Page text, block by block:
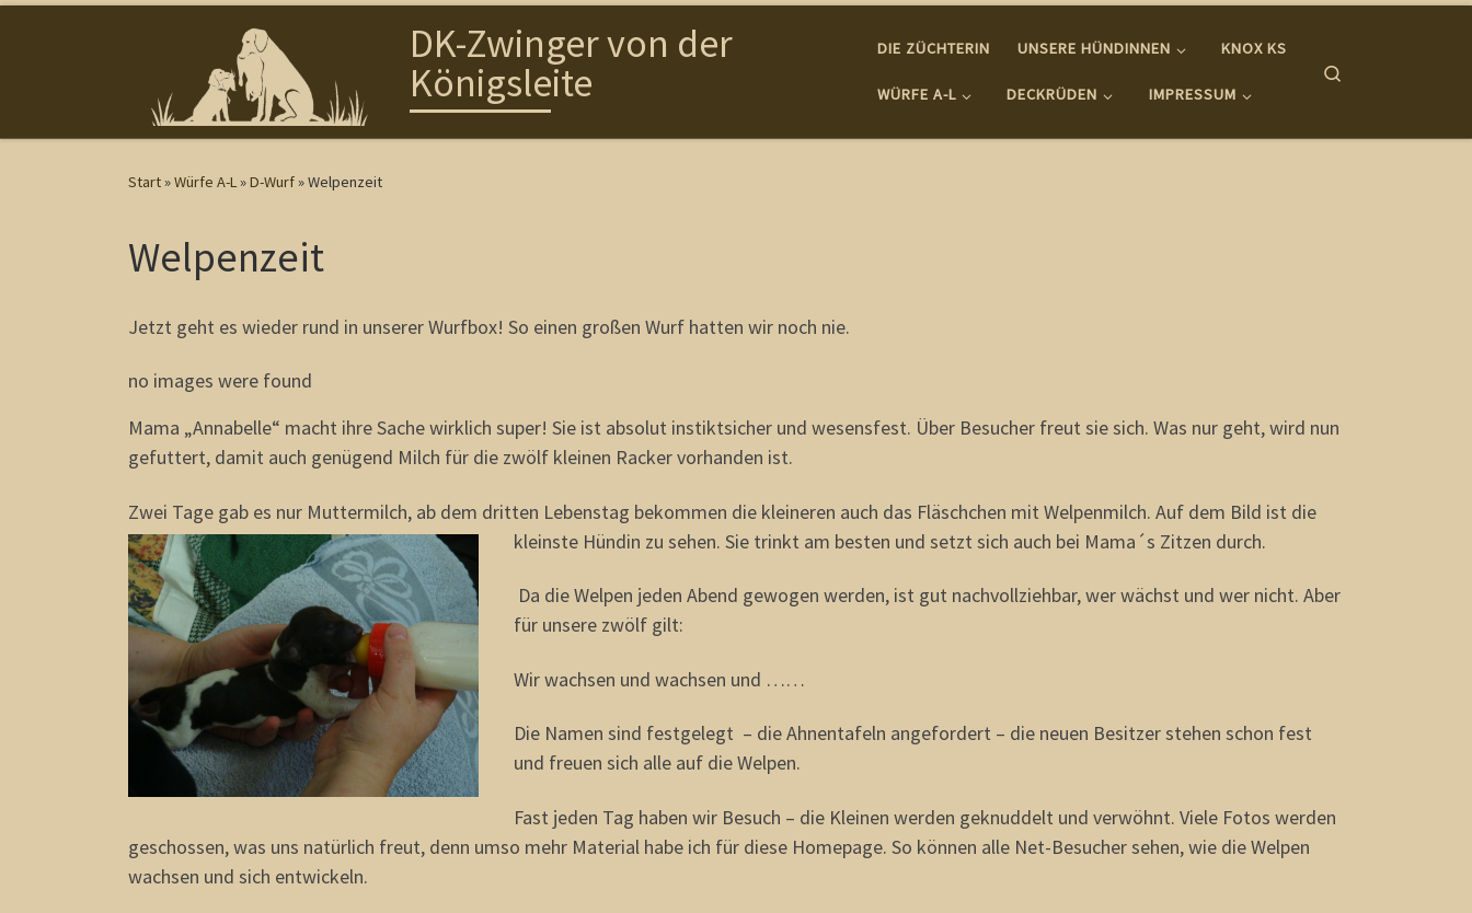
DK-Zwinger von der
Königsleite
DIE ZÜCHTERIN UNSERE HÜNDINNEN KNOX KS
WÜRFE A-L DECKRÜDEN IMPRESSUM
Start»Würfe A-L»D-Wurf»Welpenzeit
Welpenzeit
Jetzt geht es wieder rund in unserer Wurfbox! So einen großen Wurf hatten wir noch nie.
no images were found
Mama „Annabelle“ macht ihre Sache wirklich super! Sie ist absolut instiktsicher und wesensfest. Über Besucher freut sie sich. Was nur geht, wird nun
gefuttert, damit auch genügend Milch für die zwölf kleinen Racker vorhanden ist.
Zwei Tage gab es nur Muttermilch, ab dem dritten Lebenstag bekommen die kleineren auch das Fläschchen mit Welpenmilch. Auf dem Bild ist die
kleinste Hündin zu sehen. Sie trinkt am besten und setzt sich auch bei Mama´s Zitzen durch.
Da die Welpen jeden Abend gewogen werden, ist gut nachvollziehbar, wer wächst und wer nicht. Aber
für unsere zwölf gilt:
Wir wachsen und wachsen und ……
Die Namen sind festgelegt – die Ahnentafeln angefordert – die neuen Besitzer stehen schon fest
und freuen sich alle auf die Welpen.
Fast jeden Tag haben wir Besuch – die Kleinen werden geknuddelt und verwöhnt. Viele Fotos werden
geschossen, was uns natürlich freut, denn umso mehr Material habe ich für diese Homepage. So können alle Net-Besucher sehen, wie die Welpen
wachsen und sich entwickeln.